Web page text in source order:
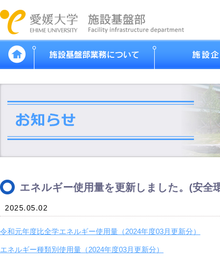
エネルギー使用量を更新しました。(安全
2025.05.02
令和元年度比全学エネルギー使用量（2024年度03月更新分）
エネルギー種類別使用量（2024年度03月更新分）